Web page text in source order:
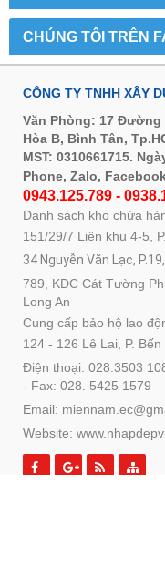
CHÚNG TÔI TRÊN
CÔNG TY TNHH XÂY
Văn Phòng: 17 Đường
Hòa B, Bình Tân,
MST: 0310661715.
Phone, Zalo,
0943.125.789 -
Danh sách kho chứa
151/29/7 Liên khu 4-5,
34 Nguyễn Văn Lạc,
789, KDC Cát Tường
Long An
Cung cấp bảo hộ lao
124 - 126 Lê Lai, P.
Điện thoại: 028.3503
- Fax: 028. 5425 1579
Email:
Website: